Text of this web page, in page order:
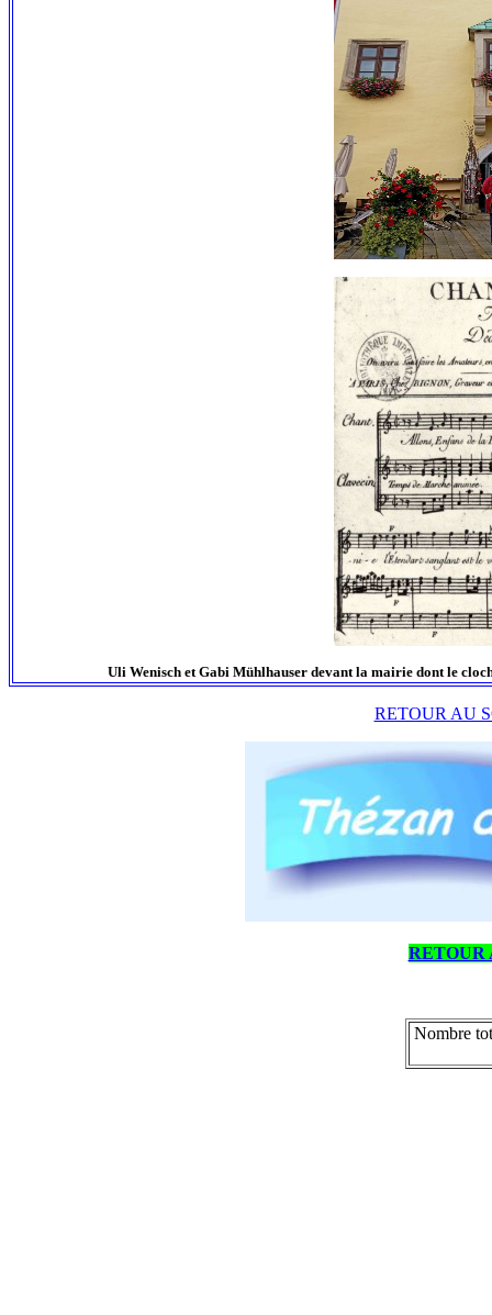
Uli Wenisch et Gabi Mühlhauser devant la mairie dont le
RETOUR AU
RETOUR
Nombre